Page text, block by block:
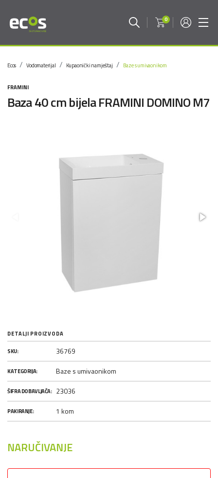
0
Ecos Vodomaterijal Kupaonički namještaj Baze s umivaonikom
FRAMINI
Baza 40 cm bijela FRAMINI DOMINO M7
DETALJI PROIZVODA
SKU: 36769
KATEGORIJA: Baze s umivaonikom
ŠIFRA DOBAVLJAČA: 23036
PAKIRANJE: 1 kom
NARUČIVANJE